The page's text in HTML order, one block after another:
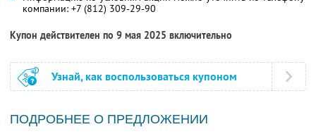
компании: +7 (812) 309-29-90
Купон действителен по 9 мая 2025 включительно
Узнай, как воспользоваться купоном
ПОДРОБНЕЕ О ПРЕДЛОЖЕНИИ